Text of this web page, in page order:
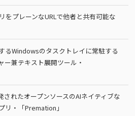
をプレーンなURLで他者と共有可能な
るWindowsのタスクトレイに常駐する
ー兼テキスト展開ツール・
れたオープンソースのAIネイティブな
リ・「Premation」